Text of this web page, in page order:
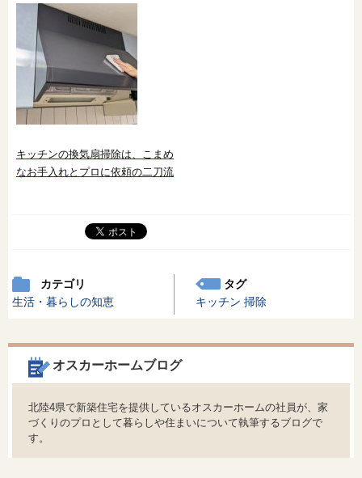
キッチンの換気扇掃除は、こまめ
なお手入れとプロに依頼の二刀流
カテゴリ
生活・暮らしの知恵
タグ
キッチン 掃除
オスカーホームブログ
北陸4県で新築住宅を提供しているオスカーホームの社員が、家
づくりのプロとして暮らしや住まいについて執筆するブログで
す。